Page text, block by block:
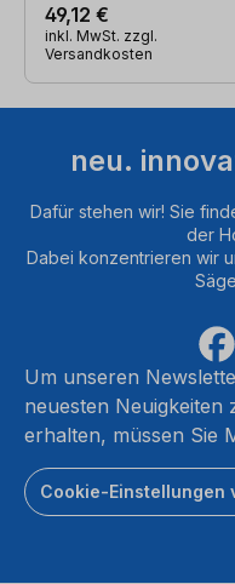
49,12 €
inkl. MwSt. zzgl.
Versandkosten
neu.
Dafür stehen wir! Sie
der
Dabei konzentrieren wir
Um unseren
neuesten
erhalten, müssen Sie
Cookie-Einstellungen